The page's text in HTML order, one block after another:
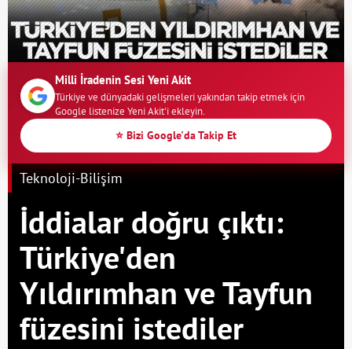
Milli İradenin Sesi Yeni Akit
Türkiye ve dünyadaki gelişmeleri yakından takip etmek için
Google listenize Yeni Akit'i ekleyin.
⭐ Bizi Google'da Takip Et
Teknoloji-Bilişim
İddialar doğru çıktı:
Türkiye'den
Yıldırımhan ve Tayfun
füzesini istediler